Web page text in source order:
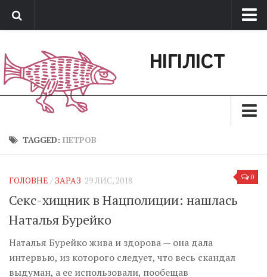
Обратная связь
Поддержать сайт
НІГІЛІСТ
Зараз
Позиція
Дії
Belles lettres
Агітатор
Музика революції
TAGGED: ПЕТРОВ
0
ГОЛОВНЕ / ЗАРАЗ 29 ЛИС, 2018
Секс-хищник в Нацполиции: нашлась
Наталья Бурейко
Наталья Бурейко жива и здорова — она дала
интервью, из которого следует, что весь скандал
выдуман, а ее использовали, пообещав